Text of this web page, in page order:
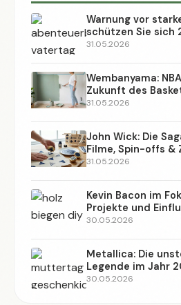
Warnung vor
schützen Sie sich
31.05.2026
Wembanyama:
Zukunft des
31.05.2026
John Wick: Die
Filme, Spin-offs &
31.05.2026
Kevin Bacon im
Projekte und
30.05.2026
Metallica: Die
Legende im Jahr
30.05.2026